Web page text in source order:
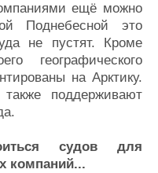
ещё можно
Поднебесной это
не пустят. Кроме
географического
на Арктику.
поддерживают
судов для
компаний...